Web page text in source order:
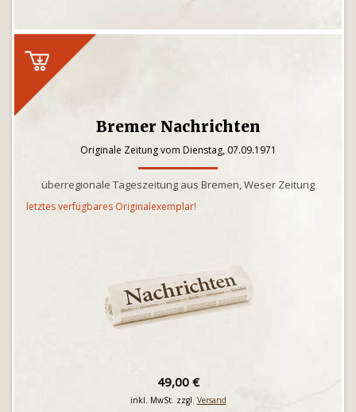
Bremer Nachrichten
Originale Zeitung vom Dienstag, 07.09.1971
überregionale Tageszeitung aus Bremen, Weser Zeitung
letztes verfügbares Originalexemplar!
49,00 €
inkl. MwSt. zzgl. Versand